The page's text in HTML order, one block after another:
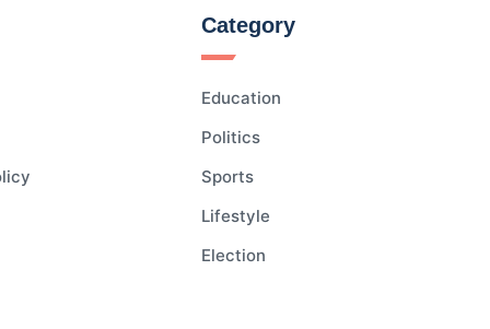
Category
Education
Politics
Sports
Lifestyle
Election